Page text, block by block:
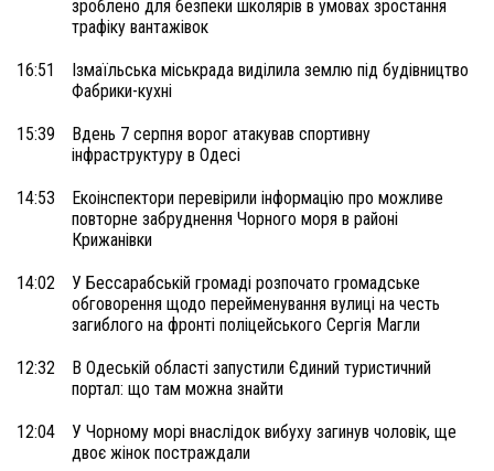
зроблено для безпеки школярів в умовах зростання
трафіку вантажівок
16:51
Ізмаїльська міськрада виділила землю під будівництво
Фабрики-кухні
15:39
Вдень 7 серпня ворог атакував спортивну
інфраструктуру в Одесі
14:53
Екоінспектори перевірили інформацію про можливе
повторне забруднення Чорного моря в районі
Крижанівки
14:02
У Бессарабській громаді розпочато громадське
обговорення щодо перейменування вулиці на честь
загиблого на фронті поліцейського Сергія Магли
12:32
В Одеській області запустили Єдиний туристичний
портал: що там можна знайти
12:04
У Чорному морі внаслідок вибуху загинув чоловік, ще
двоє жінок постраждали